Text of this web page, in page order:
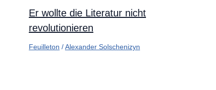
Er wollte die Literatur nicht
revolutionieren
Feuilleton /Alexander Solschenizyn